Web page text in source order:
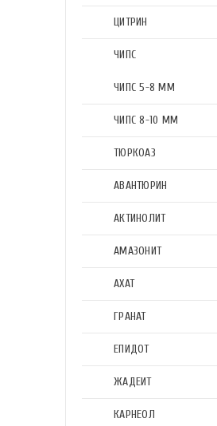
ЦИТРИН
ЧИПС
ЧИПС 5-8 ММ
ЧИПС 8-10 ММ
ТЮРКОАЗ
АВАНТЮРИН
АКТИНОЛИТ
АМАЗОНИТ
АХАТ
ГРАНАТ
ЕПИДОТ
ЖАДЕИТ
КАРНЕОЛ